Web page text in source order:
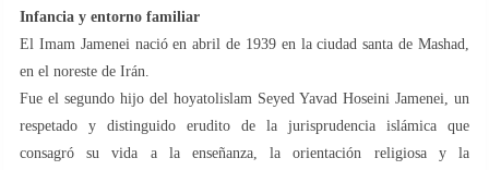
Infancia y entorno familiar
El Imam Jamenei nació en abril de 1939 en la ciudad santa de Mashad,
en el noreste de Irán.
Fue el segundo hijo del hoyatolislam Seyed Yavad Hoseini Jamenei, un
respetado y distinguido erudito de la jurisprudencia islámica que
consagró su vida a la enseñanza, la orientación religiosa y la